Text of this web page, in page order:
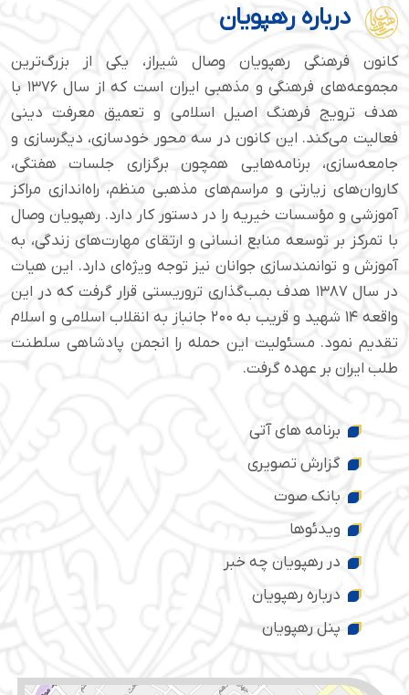
درباره رهپویان
کانون فرهنگی رهپویان وصال شیراز، یکی از بزرگ‌ترین
مجموعه‌های فرهنگی و مذهبی ایران است که از سال ۱۳۷۶ با
هدف ترویج فرهنگ اصیل اسلامی و تعمیق معرفت دینی
فعالیت می‌کند. این کانون در سه محور خودسازی، دیگرسازی و
جامعه‌سازی، برنامه‌هایی همچون برگزاری جلسات هفتگی،
کاروان‌های زیارتی و مراسم‌های مذهبی منظم، راه‌اندازی مراکز
آموزشی و مؤسسات خیریه را در دستور کار دارد. رهپویان وصال
با تمرکز بر توسعه منابع انسانی و ارتقای مهارت‌های زندگی، به
آموزش و توانمندسازی جوانان نیز توجه ویژه‌ای دارد. این هیات
در سال ۱۳۸۷ هدف بمب‌گذاری تروریستی قرار گرفت که در این
واقعه ۱۴ شهید و قریب به ۲۰۰ جانباز به انقلاب اسلامی و اسلام
تقدیم نمود. مسئولیت این حمله را انجمن پادشاهی سلطنت
طلب ایران بر عهده گرفت.
برنامه های آتی
گزارش تصویری
بانک صوت
ویدئوها
در رهپویان چه خبر
درباره رهپویان
پنل رهپویان